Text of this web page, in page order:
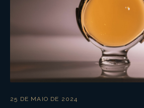
25 DE MAIO DE 2024